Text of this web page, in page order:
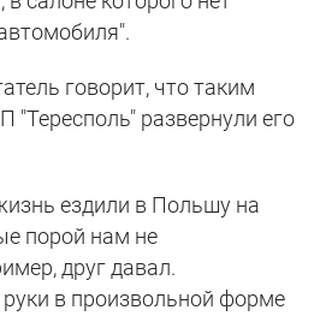
говорит, что таким
"Тересполь" развернули его
ездили в Польшу на
порой нам не
друг давал.
в произвольной форме